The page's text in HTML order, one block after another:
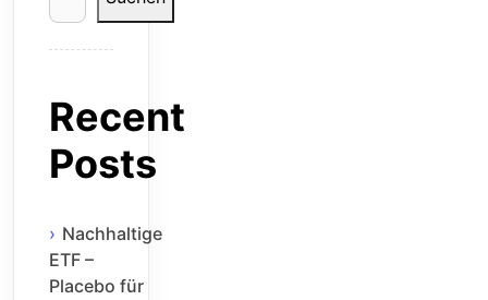
Recent
Posts
Nachhaltige
ETF –
Placebo für